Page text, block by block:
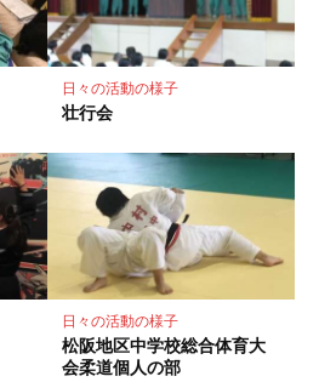
日々の活動の様子
壮行会
日々の活動の様子
松阪地区中学校総合体育大
会柔道個人の部